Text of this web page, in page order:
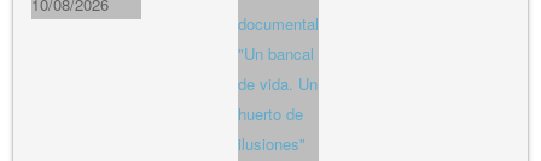
documental
"Un bancal
de vida. Un
huerto de
ilusiones"